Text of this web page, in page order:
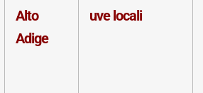
Alto
Adige
uve locali